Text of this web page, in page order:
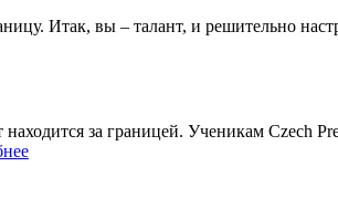
Итак, вы – талант, и решительно
находится за границей. Ученикам